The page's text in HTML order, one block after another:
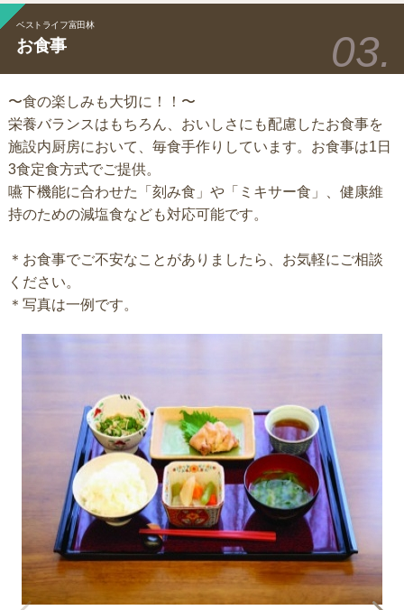
ベストライフ富田林
お食事
〜食の楽しみも大切に！！〜
栄養バランスはもちろん、おいしさにも配慮したお食事を
施設内厨房において、毎食手作りしています。お食事は1日
3食定食方式でご提供。
嚥下機能に合わせた「刻み食」や「ミキサー食」、健康維
持のための減塩食なども対応可能です。
＊お食事でご不安なことがありましたら、お気軽にご相談
ください。
＊写真は一例です。